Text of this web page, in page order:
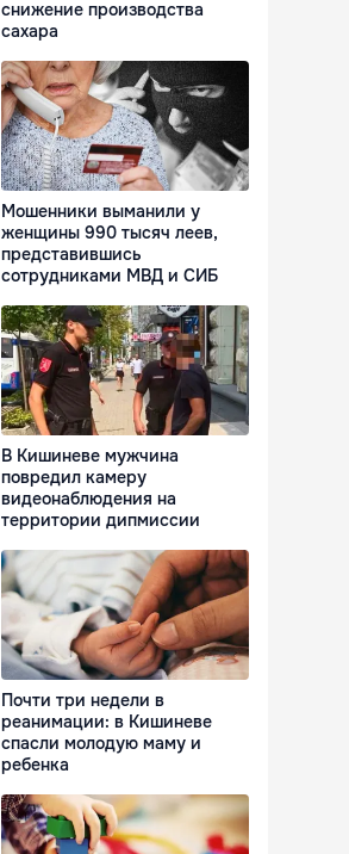
снижение производства
сахара
Мошенники выманили у
женщины 990 тысяч леев,
представившись
сотрудниками МВД и СИБ
В Кишиневе мужчина
повредил камеру
видеонаблюдения на
территории дипмиссии
Почти три недели в
реанимации: в Кишиневе
спасли молодую маму и
ребенка